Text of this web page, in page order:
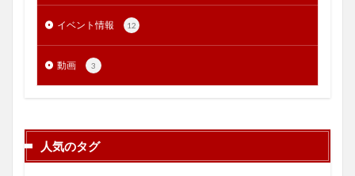
イベント情報 12
動画 3
人気のタグ